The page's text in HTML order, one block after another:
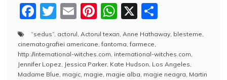
F
a
c
e
b
T
w
itt
er
E
m
ai
l
Pi
nt
er
e
st
W
h
at
s
A
X
rt
aj
e
“sedus” actorul Actorul texan Anne Hathaway blesteme
cinematografiei americane ,fantoma ,farmece
http://international-witches.com international-witches.com
Jennifer Lopez Jessica Parker, Kate Hudson Los Angeles
Madame Blue magic magie magie alba magie neagra Martin